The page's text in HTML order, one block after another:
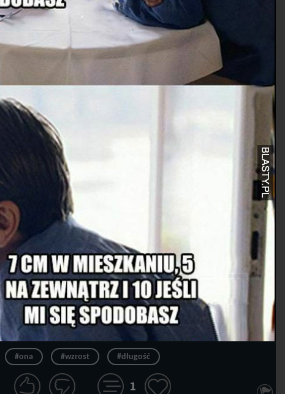
#ona #wzrost #długość
1